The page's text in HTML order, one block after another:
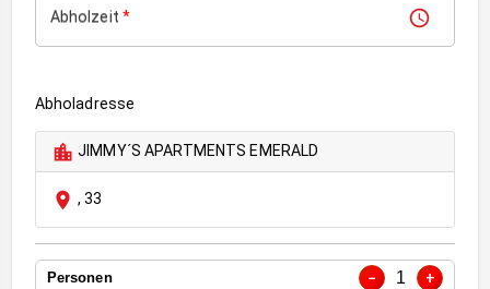
Abholzeit *
Abholadresse
JIMMY´S APARTMENTS EMERALD
,33
Personen − 1 +